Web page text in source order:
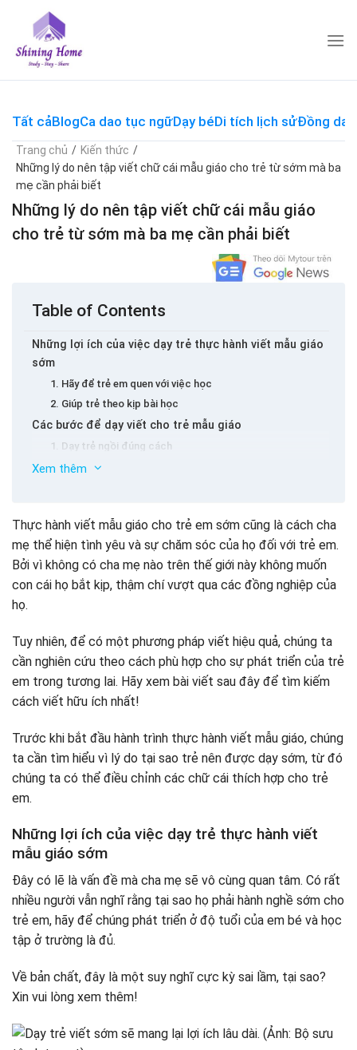
content
Tất cảBlogCa dao tục ngữDạy béDi tích lịch sửĐồng dao
Trang chủ / Kiến thức /
Những lý do nên tập viết chữ cái mẫu giáo cho trẻ từ sớm mà ba
mẹ cần phải biết
Những lý do nên tập viết chữ cái mẫu giáo
cho trẻ từ sớm mà ba mẹ cần phải biết
Table of Contents
Những lợi ích của việc dạy trẻ thực hành viết mẫu giáo
sớm
1. Hãy để trẻ em quen với việc học
2. Giúp trẻ theo kịp bài học
Các bước để dạy viết cho trẻ mẫu giáo
1. Dạy trẻ ngồi đúng cách
2. Dạy trẻ học các từ Việt Nam
Sử dụng các công cụ hỗ trợ giảng dạy mẫu giáo Việt
Nam
1. Sử dụng sách viết
2. Sử dụng ứng dụng học tập Việt Nam số 1 tại Việt Nam –
Xem thêm
Thực hành viết mẫu giáo cho trẻ em sớm cũng là cách cha
mẹ thể hiện tình yêu và sự chăm sóc của họ đối với trẻ em.
Bởi vì không có cha mẹ nào trên thế giới này không muốn
con cái họ bắt kịp, thậm chí vượt qua các đồng nghiệp của
họ.
Tuy nhiên, để có một phương pháp viết hiệu quả, chúng ta
cần nghiên cứu theo cách phù hợp cho sự phát triển của trẻ
em trong tương lai. Hãy xem bài viết sau đây để tìm kiếm
cách viết hữu ích nhất!
Trước khi bắt đầu hành trình thực hành viết mẫu giáo, chúng
ta cần tìm hiểu vì lý do tại sao trẻ nên được dạy sớm, từ đó
chúng ta có thể điều chỉnh các chữ cái thích hợp cho trẻ
em.
Những lợi ích của việc dạy trẻ thực hành viết
mẫu giáo sớm
Đây có lẽ là vấn đề mà cha mẹ sẽ vô cùng quan tâm. Có rất
nhiều người vẫn nghĩ rằng tại sao họ phải hành nghề sớm cho
trẻ em, hãy để chúng phát triển ở độ tuổi của em bé và học
tập ở trường là đủ.
Về bản chất, đây là một suy nghĩ cực kỳ sai lầm, tại sao?
Xin vui lòng xem thêm!